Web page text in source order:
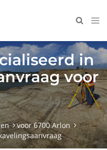
in
voor
voor 6700 Arlon